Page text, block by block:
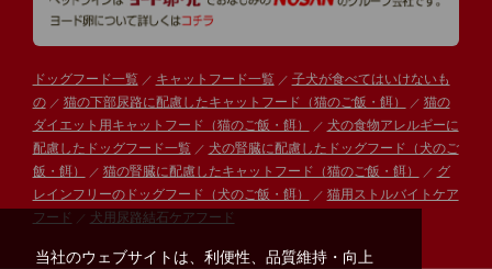
当社のウェブサイトは、利便性、品質維持・向上
ドッグフード一覧 キャットフード一覧
子犬が食べてはいけないも
の
猫の下部尿路に配慮したキャットフード（猫のご飯・餌）
猫の
ダイエット用キャットフード（猫のご飯・餌）
犬の食物アレルギーに
配慮したドッグフード一覧
犬の腎臓に配慮したドッグフード（犬のご
飯・餌）
猫の腎臓に配慮したキャットフード（猫のご飯・餌）
グ
レインフリーのドッグフード（犬のご飯・餌）
猫用ストルバイトケア
フード
犬用尿路結石ケアフード